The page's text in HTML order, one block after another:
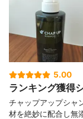
5.00
ランキング獲得
チャップアップシャ
材を絶妙に配合し無